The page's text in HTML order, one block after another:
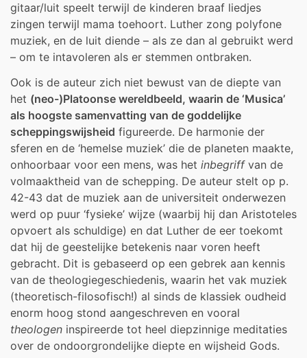
gitaar/luit speelt terwijl de kinderen braaf liedjes
zingen terwijl mama toehoort. Luther zong polyfone
muziek, en de luit diende – als ze dan al gebruikt werd
– om te intavoleren als er stemmen ontbraken.
Ook is de auteur zich niet bewust van de diepte van
het (neo-)Platoonse wereldbeeld, waarin de ‘Musica’
als hoogste samenvatting van de goddelijke
scheppingswijsheid figureerde. De harmonie der
sferen en de ‘hemelse muziek’ die de planeten maakte,
onhoorbaar voor een mens, was het inbegriff van de
volmaaktheid van de schepping. De auteur stelt op p.
42-43 dat de muziek aan de universiteit onderwezen
werd op puur ‘fysieke’ wijze (waarbij hij dan Aristoteles
opvoert als schuldige) en dat Luther de eer toekomt
dat hij de geestelijke betekenis naar voren heeft
gebracht. Dit is gebaseerd op een gebrek aan kennis
van de theologiegeschiedenis, waarin het vak muziek
(theoretisch-filosofisch!) al sinds de klassiek oudheid
enorm hoog stond aangeschreven en vooral
theologen inspireerde tot heel diepzinnige meditaties
over de ondoorgrondelijke diepte en wijsheid Gods.